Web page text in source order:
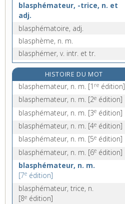
blasphémateur, -trice, n. et
adj.
blasphématoire, adj.
blasphème, n. m.
blasphémer, v. intr. et tr.
blasto-, préf.
blastoderme, n. m.
blastogenèse, n. f.
blastomère, n. m.
blastomycètes, n. m. pl.
blastomycose, n. f.
HISTOIRE DU MOT
blasphemateur, n. m. [1 re édition]
blasphemateur, n. m. [2e édition]
blasphémateur, n. m. [3e édition]
blasphémateur, n. m. [4e édition]
blasphémateur, n. m. [5e édition]
blasphémateur, n. m. [6e édition]
blasphémateur, n. m.
[7e édition]
blasphémateur, trice, n.
[8e édition]